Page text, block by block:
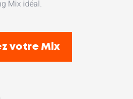
Mix idéal.
votre Mix